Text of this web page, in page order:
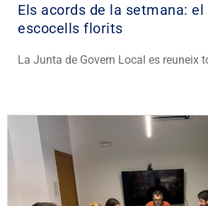
Els acords de la setmana:
escocells florits
La Junta de Govern Local es reuneix